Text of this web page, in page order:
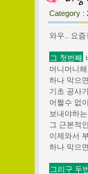
Category :
와우.. 요즘
그 첫번째
머니머니
하나 막으
기초 공사
어쩔수 없
보내야하는
그 근본적
이제와서
하나 막으
그리구 두